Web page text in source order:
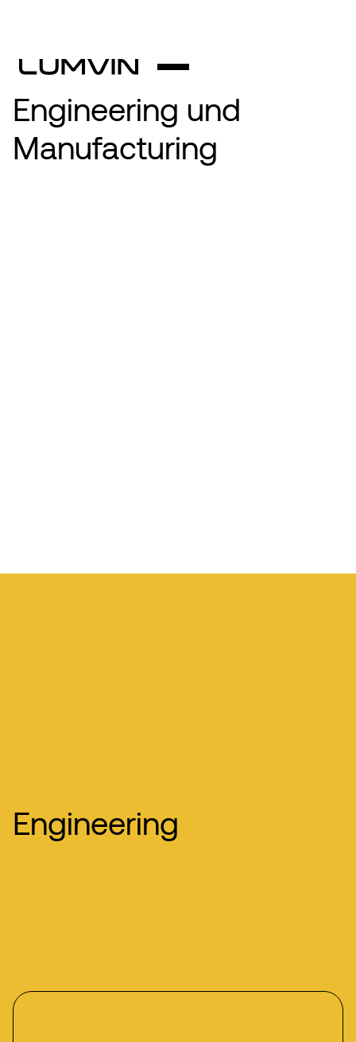
Engineering und
Manufacturing
Engineering